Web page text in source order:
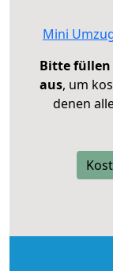
Mini
Bitte füllen
aus, um
denen